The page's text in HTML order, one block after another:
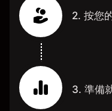
2. 按您
3. 準備